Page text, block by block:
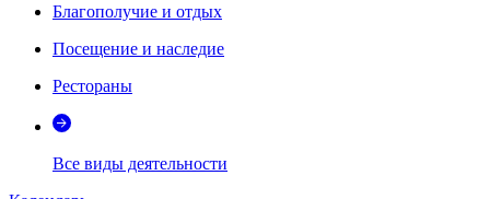
Благополучие и отдых
Посещение и наследие
Рестораны
Все виды деятельности